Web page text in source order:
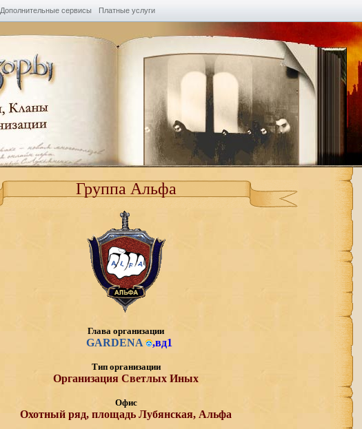
Дополнительные сервисы Платные услуги
Группа Альфа
Глава организации
GARDENA ,вд1
Тип организации
Организация Светлых Иных
Офис
Охотный ряд, площадь Лубянская, Альфа